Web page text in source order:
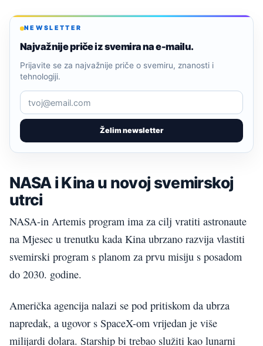
NEWSLETTER
Najvažnije priče iz svemira na e-mailu.
Želim newsletter
Prijavite se za najvažnije priče o svemiru, znanosti i
tehnologiji.
NASA i Kina u novoj svemirskoj
utrci
NASA-in Artemis program ima za cilj vratiti astronaute
na Mjesec u trenutku kada Kina ubrzano razvija vlastiti
svemirski program s planom za prvu misiju s posadom
do 2030. godine.
Američka agencija nalazi se pod pritiskom da ubrza
napredak, a ugovor s SpaceX-om vrijedan je više
milijardi dolara. Starship bi trebao služiti kao lunarni